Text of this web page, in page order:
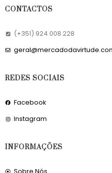
CONTACTOS
(+351) 924 008 228
REDES SOCIAIS
Facebook
Instagram
INFORMAÇÕES